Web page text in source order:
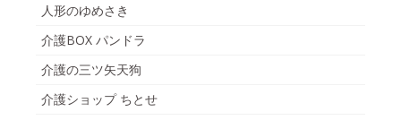
人形のゆめさき
介護BOX パンドラ
介護の三ツ矢天狗
介護ショップ ちとせ